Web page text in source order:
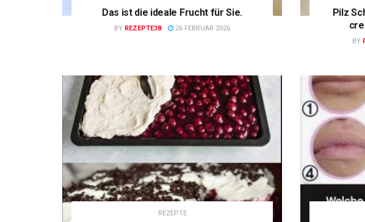
Das ist die ideale Frucht für Sie.
BY REZEPTE38 26 FEBRUAR 2026
Pilz
BY
REZEPTE